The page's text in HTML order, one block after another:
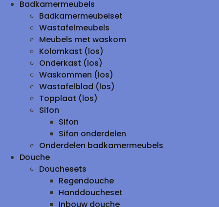
Badkamermeubels
Badkamermeubelset
Wastafelmeubels
Meubels met waskom
Kolomkast (los)
Onderkast (los)
Waskommen (los)
Wastafelblad (los)
Topplaat (los)
Sifon
Sifon
Sifon onderdelen
Onderdelen badkamermeubels
Douche
Douchesets
Regendouche
Handdoucheset
Inbouw douche